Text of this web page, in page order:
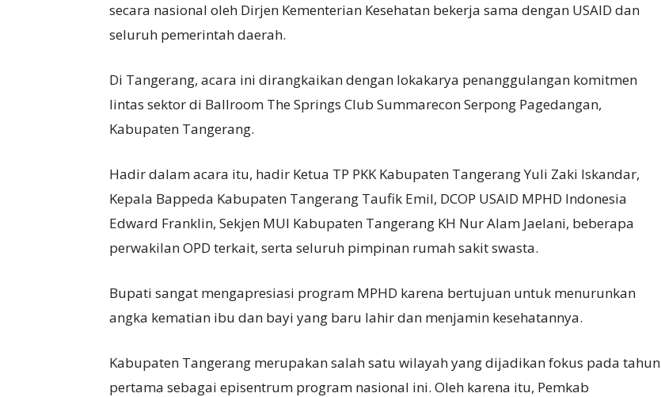
secara nasional oleh Dirjen Kementerian Kesehatan bekerja sama dengan USAID dan
seluruh pemerintah daerah.
Di Tangerang, acara ini dirangkaikan dengan lokakarya penanggulangan komitmen
lintas sektor di Ballroom The Springs Club Summarecon Serpong Pagedangan,
Kabupaten Tangerang.
Hadir dalam acara itu, hadir Ketua TP PKK Kabupaten Tangerang Yuli Zaki Iskandar,
Kepala Bappeda Kabupaten Tangerang Taufik Emil, DCOP USAID MPHD Indonesia
Edward Franklin, Sekjen MUI Kabupaten Tangerang KH Nur Alam Jaelani, beberapa
perwakilan OPD terkait, serta seluruh pimpinan rumah sakit swasta.
Bupati sangat mengapresiasi program MPHD karena bertujuan untuk menurunkan
angka kematian ibu dan bayi yang baru lahir dan menjamin kesehatannya.
Kabupaten Tangerang merupakan salah satu wilayah yang dijadikan fokus pada tahun
pertama sebagai episentrum program nasional ini. Oleh karena itu, Pemkab